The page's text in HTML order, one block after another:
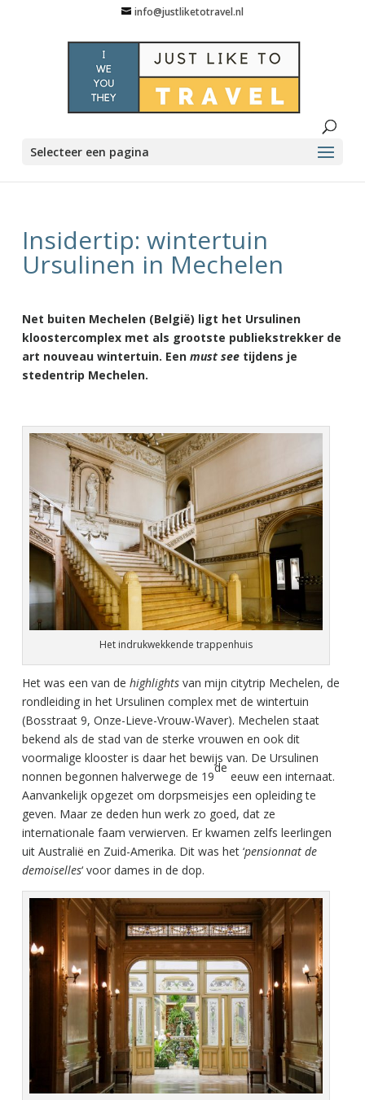
info@justliketotravel.nl
Selecteer een pagina
Insidertip: wintertuin
Ursulinen in Mechelen
Net buiten Mechelen (België) ligt het Ursulinen
kloostercomplex met als grootste publiekstrekker de
art nouveau wintertuin. Een must seetijdens je
stedentrip Mechelen.
Het indrukwekkende trappenhuis
Het was een van de highlightsvan mijn citytrip Mechelen, de
rondleiding in het Ursulinen complex met de wintertuin
(Bosstraat 9, Onze-Lieve-Vrouw-Waver). Mechelen staat
bekend als de stad van de sterke vrouwen en ook dit
voormalige klooster is daar het bewijs van. De Ursulinen
nonnen begonnen halverwege de 19
de
eeuw een internaat.
Aanvankelijk opgezet om dorpsmeisjes een opleiding te
geven. Maar ze deden hun werk zo goed, dat ze
internationale faam verwierven. Er kwamen zelfs leerlingen
uit Australië en Zuid-Amerika. Dit was het ‘pensionnat de
demoiselles‘ voor dames in de dop.